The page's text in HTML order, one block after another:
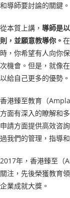
和導師要討論的關鍵。
從本質上講， 導師是
則，並願意教導你。
時，你希望有人向你
次機會。但是，就像
以給自己更多的優勢。
香港臻至教育（
方面有深入的瞭解和
申請方面提供高效咨
過我們的管理，指導
2017年，香港臻至（
關注，先後榮獲教育
企業成就大獎。